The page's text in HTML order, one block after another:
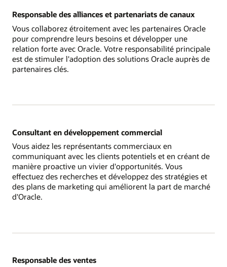
Responsable des alliances et partenariats de canaux
Vous collaborez étroitement avec les partenaires Oracle
pour comprendre leurs besoins et développer une
relation forte avec Oracle. Votre responsabilité principale
est de stimuler l'adoption des solutions Oracle auprès de
partenaires clés.
Consultant en développement commercial
Vous aidez les représentants commerciaux en
communiquant avec les clients potentiels et en créant de
manière proactive un vivier d'opportunités. Vous
effectuez des recherches et développez des stratégies et
des plans de marketing qui améliorent la part de marché
d'Oracle.
Responsable des ventes